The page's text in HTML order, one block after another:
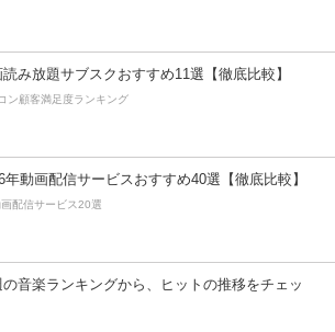
み放題サブスクおすすめ11選【徹底比較】
ン顧客満足度ランキング
年動画配信サービスおすすめ40選【徹底比較】
配信サービス20選
の音楽ランキングから、ヒットの推移をチェッ